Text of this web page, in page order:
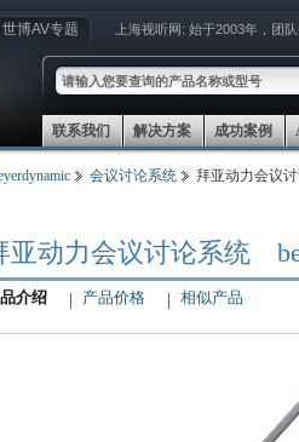
世博AV专题 上海视听网: 始于2003年，团
联系我们 解决方案 成功案例
会议讨论系统 拜亚动力会议
亚动力会议讨论系统
介绍 产品价格 相似产品